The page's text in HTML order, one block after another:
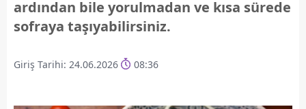
ardından bile yorulmadan ve kısa sürede
sofraya taşıyabilirsiniz.
Giriş Tarihi: 24.06.2026 08:36